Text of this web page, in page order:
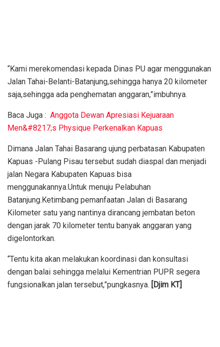
“Kami merekomendasi kepada Dinas PU agar menggunakan
Jalan Tahai-Belanti-Batanjung,sehingga hanya 20 kilometer
saja,sehingga ada penghematan anggaran,”imbuhnya.
Baca Juga : Anggota Dewan Apresiasi Kejuaraan
Men&#8217;s Physique Perkenalkan Kapuas
Dimana Jalan Tahai Basarang ujung perbatasan Kabupaten
Kapuas -Pulang Pisau tersebut sudah diaspal dan menjadi
jalan Negara Kabupaten Kapuas bisa
menggunakannya.Untuk menuju Pelabuhan
Batanjung.Ketimbang pemanfaatan Jalan di Basarang
Kilometer satu yang nantinya dirancang jembatan beton
dengan jarak 70 kilometer tentu banyak anggaran yang
digelontorkan.
“Tentu kita akan melakukan koordinasi dan konsultasi
dengan balai sehingga melalui Kementrian PUPR segera
fungsionalkan jalan tersebut,”pungkasnya. [Djim KT]